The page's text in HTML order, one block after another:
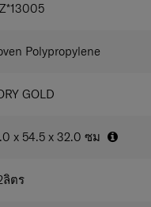
2 ฝั่ง ป้องกันการ
Polypropylene
GOLD
x 54.5 x 32.0 ซม
ลิตร